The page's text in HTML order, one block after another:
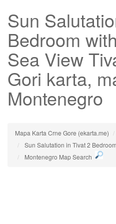
Sun
Bedroom
Sea View
Gori karta,
Montenegro
Mapa Karta Crne Gore (ekarta.me)
Sun Salutation in Tivat 2
Montenegro Map Search